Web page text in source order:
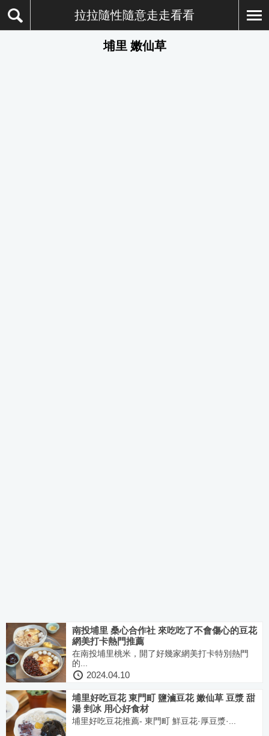
拉拉隨性隨意走走看看
埔里 嫩仙草
南投埔里 桑心合作社 來吃吃了不會傷心的豆花
網美打卡熱門推薦
在南投埔里桃米，開了好幾家網美打卡特別熱門
的...
2024.04.10
埔里好吃豆花 東門町 鹽滷豆花 嫩仙草 豆漿 甜
湯 剉冰 用心好食材
埔里好吃豆花推薦- 東門町 鮮豆花·厚豆漿·...